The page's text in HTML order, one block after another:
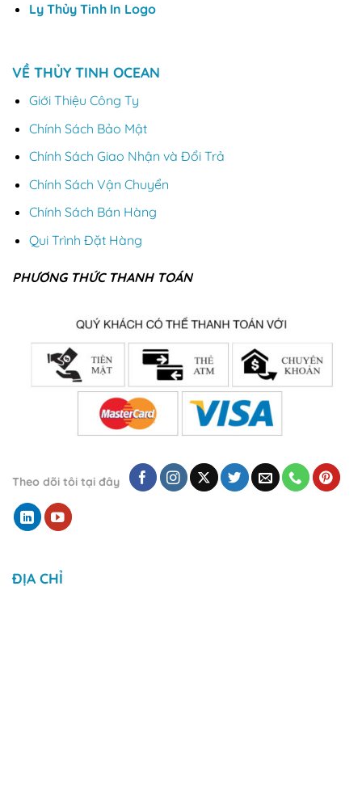
Ly Thủy Tinh In Logo
VỀ THỦY TINH OCEAN
Giới Thiệu Công Ty
Chính Sách Bảo Mật
Chính Sách Giao Nhận và Đổi Trả
Chính Sách Vận Chuyển
Chính Sách Bán Hàng
Qui Trình Đặt Hàng
PHƯƠNG THỨC THANH TOÁN
Theo dõi tôi tại đây
ĐỊA CHỈ